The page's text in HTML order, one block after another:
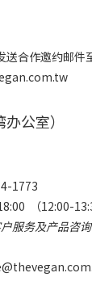
合作邀约邮件至
公室）
1773
（12:00-
服务及产品咨